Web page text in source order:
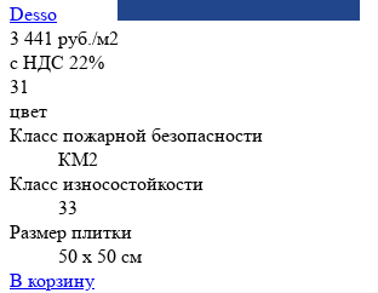
Desso
3 441 руб./м2
c НДС 22%
31
цвет
Класс пожарной безопасности
КМ2
Класс износостойкости
33
Размер плитки
50 х 50 см
В корзину